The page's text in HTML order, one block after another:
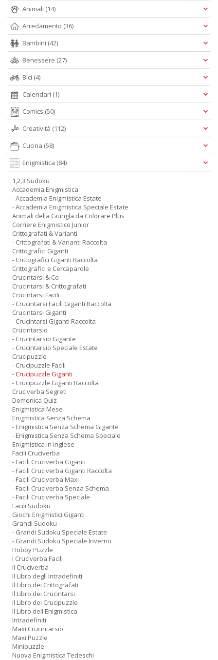
Animali (14)
Arredamento (36)
Bambini (42)
Benessere (27)
Bici (4)
Calendari (1)
Comics (50)
Creatività (112)
Cucina (58)
Enigmistica (84)
1,2,3 Sudoku
Accademia Enigmistica
- Accademia Enigmistica Estate
- Accademia Enigmistica Speciale Estate
Animali della Giungla da Colorare Plus
Corriere Enigmistico Junior
Crittografati & Varianti
- Crittografati & Varianti Raccolta
Crittografici Giganti
- Crittografici Giganti Raccolta
Crittografici e Cercaparole
Crucintarsi & Co
Crucintarsi & Crittografati
Crucintarsi Facili
- Crucintarsi Facili Giganti Raccolta
Crucintarsi Giganti
- Crucintarsi Giganti Raccolta
Crucintarsio
- Crucintarsio Gigante
- Crucintarsio Speciale Estate
Crucipuzzle
- Crucipuzzle Facili
- Crucipuzzle Giganti
- Crucipuzzle Giganti Raccolta
Cruciverba Segreti
Domenica Quiz
Enigmistica Mese
Enigmistica Senza Schema
- Enigmistica Senza Schema Gigante
- Enigmistica Senza Schema Speciale
Enigmistica in inglese
Facili Cruciverba
- Facili Cruciverba Giganti
- Facili Cruciverba Giganti Raccolta
- Facili Cruciverba Maxi
- Facili Cruciverba Senza Schema
- Facili Cruciverba Speciale
Facili Sudoku
Giochi Enigmistici Giganti
Grandi Sudoku
- Grandi Sudoku Speciale Estate
- Grandi Sudoku Speciale Inverno
Hobby Puzzle
I Cruciverba Facili
Il Cruciverba
Il Libro degli Intradefiniti
Il Libro dei Crittografati
Il Libro dei Crucintarsi
Il Libro dei Crucipuzzle
Il Libro dell Enigmistica
Intradefiniti
Maxi Crucintarsio
Maxi Puzzle
Minipuzzle
Nuova Enigmistica Tedeschi